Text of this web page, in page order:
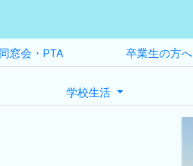
同窓会・PTA 卒業生の方へ
学校生活